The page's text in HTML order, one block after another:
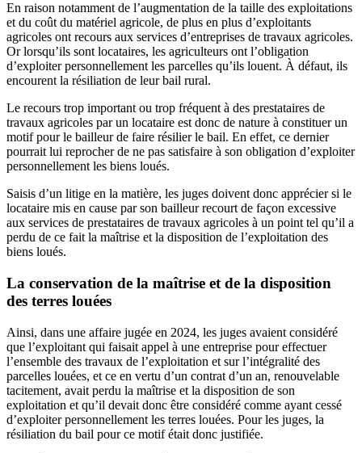
En raison notamment de l’augmentation de la taille des exploitations
et du coût du matériel agricole, de plus en plus d’exploitants
agricoles ont recours aux services d’entreprises de travaux agricoles.
Or lorsqu’ils sont locataires, les agriculteurs ont l’obligation
d’exploiter personnellement les parcelles qu’ils louent. À défaut, ils
encourent la résiliation de leur bail rural.
Le recours trop important ou trop fréquent à des prestataires de
travaux agricoles par un locataire est donc de nature à constituer un
motif pour le bailleur de faire résilier le bail. En effet, ce dernier
pourrait lui reprocher de ne pas satisfaire à son obligation d’exploiter
personnellement les biens loués.
Saisis d’un litige en la matière, les juges doivent donc apprécier si le
locataire mis en cause par son bailleur recourt de façon excessive
aux services de prestataires de travaux agricoles à un point tel qu’il a
perdu de ce fait la maîtrise et la disposition de l’exploitation des
biens loués.
La conservation de la maîtrise et de la disposition
des terres louées
Ainsi, dans une affaire jugée en 2024, les juges avaient considéré
que l’exploitant qui faisait appel à une entreprise pour effectuer
l’ensemble des travaux de l’exploitation et sur l’intégralité des
parcelles louées, et ce en vertu d’un contrat d’un an, renouvelable
tacitement, avait perdu la maîtrise et la disposition de son
exploitation et qu’il devait donc être considéré comme ayant cessé
d’exploiter personnellement les terres louées. Pour les juges, la
résiliation du bail pour ce motif était donc justifiée.